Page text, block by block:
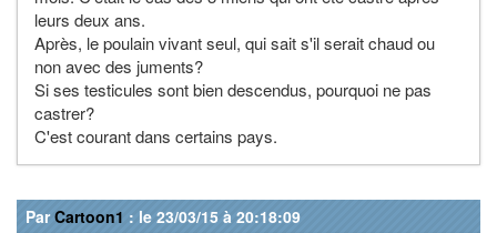
leurs deux ans.
Après, le poulain vivant seul, qui sait s'il serait chaud ou
non avec des juments?
Si ses testicules sont bien descendus, pourquoi ne pas
castrer?
C'est courant dans certains pays.
ParCartoon1 : le 23/03/15 à 20:18:09